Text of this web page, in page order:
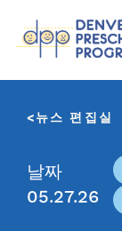
뉴스 편집실
날짜
05.27.26